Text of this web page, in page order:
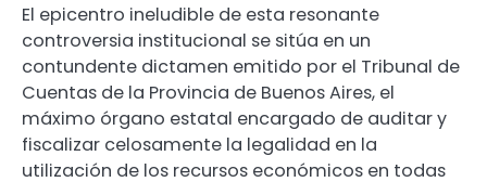
El epicentro ineludible de esta resonante
controversia institucional se sitúa en un
contundente dictamen emitido por el Tribunal de
Cuentas de la Provincia de Buenos Aires, el
máximo órgano estatal encargado de auditar y
fiscalizar celosamente la legalidad en la
utilización de los recursos económicos en todas